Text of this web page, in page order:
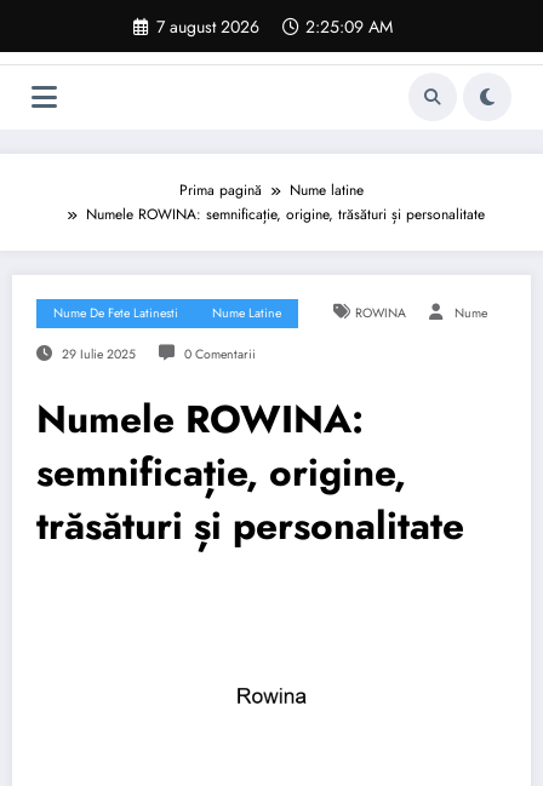
conținut
7 august 2026 2:25:10 AM
Prima pagină
Nume latine
Numele ROWINA: semnificație, origine, trăsături și personalitate
Nume De Fete Latinesti Nume Latine ROWINA Nume
29 Iulie 2025 0 Comentarii
Numele ROWINA:
semnificație, origine,
trăsături și personalitate